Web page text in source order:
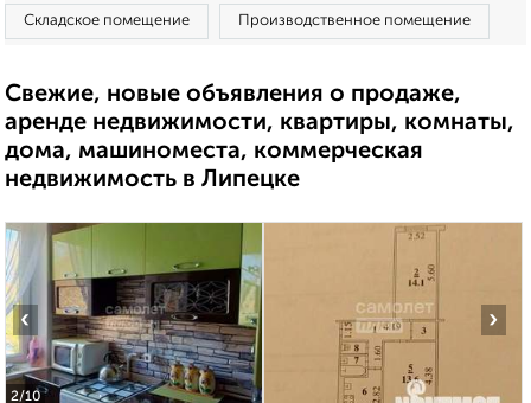
Складское помещение Производственное помещение
Свежие, новые объявления о продаже,
аренде недвижимости, квартиры, комнаты,
дома, машиноместа, коммерческая
недвижимость в Липецке
2/10
‹ ›